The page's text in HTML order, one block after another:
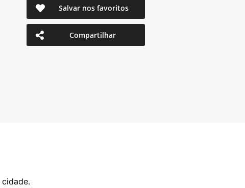
Salvar nos favoritos
Compartilhar